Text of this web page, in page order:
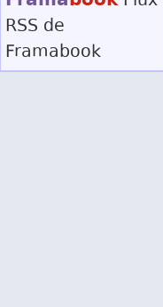
RSS de
Framabook